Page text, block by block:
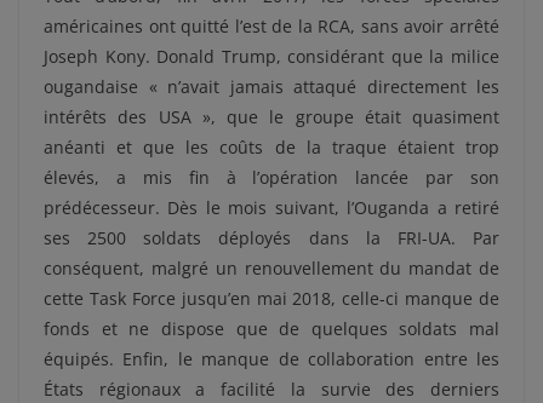
américaines ont quitté l’est de la RCA, sans avoir arrêté
Joseph Kony. Donald Trump, considérant que la milice
ougandaise « n’avait jamais attaqué directement les
intérêts des USA », que le groupe était quasiment
anéanti et que les coûts de la traque étaient trop
élevés, a mis fin à l’opération lancée par son
prédécesseur. Dès le mois suivant, l’Ouganda a retiré
ses 2500 soldats déployés dans la FRI-UA. Par
conséquent, malgré un renouvellement du mandat de
cette Task Force jusqu’en mai 2018, celle-ci manque de
fonds et ne dispose que de quelques soldats mal
équipés. Enfin, le manque de collaboration entre les
États régionaux a facilité la survie des derniers